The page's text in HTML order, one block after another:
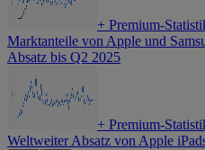
+ Premium-
Marktanteile von Apple und
Absatz bis Q2 2025
+ Premium-
Weltweiter Absatz von Apple